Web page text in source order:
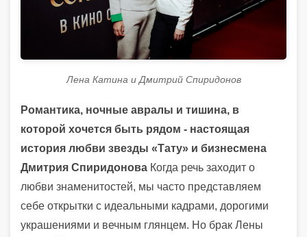
Лена Катина и Дмитрий Спиридонов
Романтика, ночные авралы и тишина, в
которой хочется быть рядом - настоящая
история любви звезды «Тату» и бизнесмена
Дмитрия Спиридонова Когда речь заходит о
любви знаменитостей, мы часто представляем
себе открытки с идеальными кадрами, дорогими
украшениями и вечным глянцем. Но брак Лены